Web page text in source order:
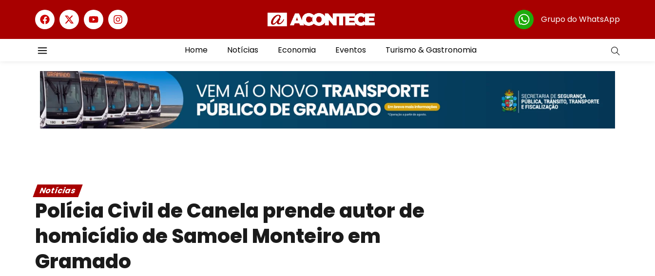
Grupo do WhatsApp
Home Notícias Economia Eventos Turismo & Gastronomia
Notícias
Polícia Civil de Canela prende autor de
homicídio de Samoel Monteiro em
Gramado